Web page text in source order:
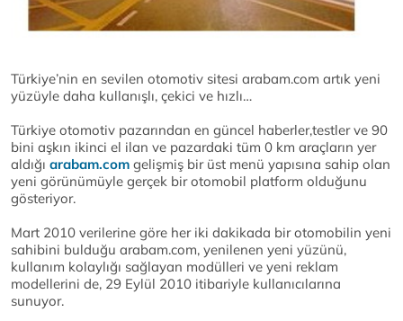
Türkiye’nin en sevilen otomotiv sitesi arabam.com artık yeni
yüzüyle daha kullanışlı, çekici ve hızlı…
Türkiye otomotiv pazarından en güncel haberler,testler ve 90
bini aşkın ikinci el ilan ve pazardaki tüm 0 km araçların yer
aldığı arabam.com gelişmiş bir üst menü yapısına sahip olan
yeni görünümüyle gerçek bir otomobil platform olduğunu
gösteriyor.
Mart 2010 verilerine göre her iki dakikada bir otomobilin yeni
sahibini bulduğu arabam.com, yenilenen yeni yüzünü,
kullanım kolaylığı sağlayan modülleri ve yeni reklam
modellerini de, 29 Eylül 2010 itibariyle kullanıcılarına
sunuyor.